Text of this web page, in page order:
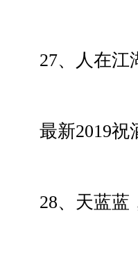
27、人在江
最新2019祝
28、天蓝蓝